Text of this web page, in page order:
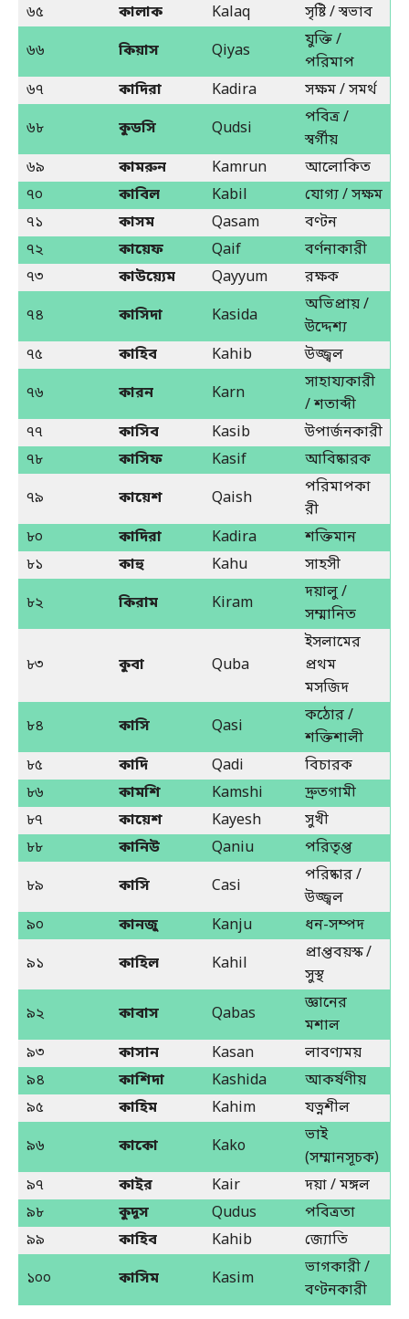
৬৫ কালাক Kalaq
সৃষ্টি / স্বভাব
৬৬
কিয়াস Qiyas
যুক্তি /
পরিমাপ
৬৭
কাদিরা Kadira
সক্ষম / সমর্থ
৬৮
কুডসি Qudsi
পবিত্র /
স্বর্গীয়
৬৯
কামরুন Kamrun
আলোকিত
৭০
কাবিল Kabil
যোগ্য / সক্ষম
৭১
কাসম Qasam
বণ্টন
৭২
কায়েফ Qaif
বর্ণনাকারী
৭৩
কাউয়্যেম Qayyum
রক্ষক
৭৪
কাসিদা Kasida
অভিপ্রায় /
উদ্দেশ্য
৭৫
কাহিব Kahib
উজ্জ্বল
৭৬
কারন Karn
সাহায্যকারী
/ শতাব্দী
৭৭
কাসিব Kasib
উপার্জনকারী
৭৮
কাসিফ Kasif
আবিষ্কারক
৭৯
কায়েশ Qaish
পরিমাপকা
রী
৮০
কাদিরা Kadira
শক্তিমান
৮১
কাহু Kahu
সাহসী
৮২
কিরাম Kiram
দয়ালু /
সম্মানিত
৮৩ কুবা Quba
ইসলামের
প্রথম
মসজিদ
৮৪
কাসি Qasi
কঠোর /
শক্তিশালী
৮৫
কাদি Qadi
বিচারক
৮৬
কামশি Kamshi
দ্রুতগামী
৮৭
কায়েশ Kayesh
সুখী
৮৮
কানিউ Qaniu
পরিতৃপ্ত
৮৯
কাসি Casi
পরিষ্কার /
উজ্জ্বল
৯০
কানজু Kanju
ধন-সম্পদ
৯১
কাহিল Kahil
প্রাপ্তবয়স্ক /
সুস্থ
৯২
কাবাস Qabas
জ্ঞানের
মশাল
৯৩
কাসান Kasan
লাবণ্যময়
৯৪
কাশিদা Kashida
আকর্ষণীয়
৯৫
কাহিম Kahim
যত্নশীল
৯৬
কাকো Kako
ভাই
(সম্মানসূচক)
৯৭
কাইর Kair
দয়া / মঙ্গল
৯৮
কুদূস Qudus
পবিত্রতা
৯৯
কাহিব Kahib
জ্যোতি
১০০
কাসিম Kasim
ভাগকারী /
বণ্টনকারী